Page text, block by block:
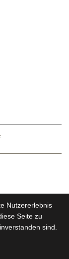
Nutzererlebnis
Seite zu
sind.